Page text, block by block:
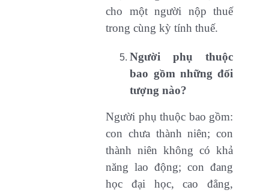
cho một người nộp thuế
trong cùng kỳ tính thuế.
Người phụ thuộc
bao gồm những đối
tượng nào?
Người phụ thuộc bao gồm:
con chưa thành niên; con
thành niên không có khả
năng lao động; con đang
học đại học, cao đẳng,